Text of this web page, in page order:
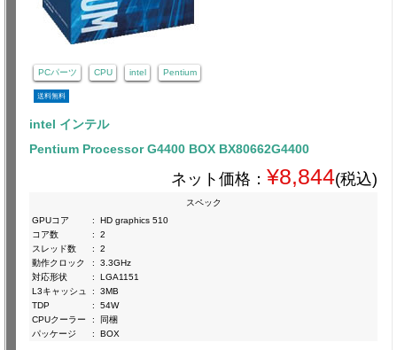
PCパーツ CPU intel Pentium
送料無料
intel インテル
Pentium Processor G4400 BOX BX80662G4400
ネット価格： ¥8,844(税込)
スペック
GPUコア
:
HD graphics 510
コア数
:
2
スレッド数
:
2
動作クロック
:
3.3GHz
対応形状
:
LGA1151
L3キャッシュ
:
3MB
TDP
:
54W
CPUクーラー
:
同梱
パッケージ
: BOX